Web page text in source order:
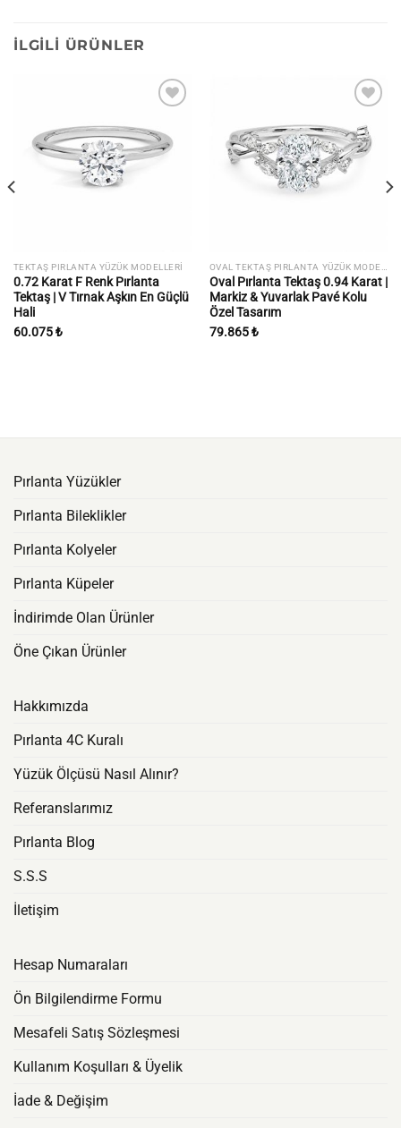
İLGILI ÜRÜNLER
İstek
listesine
TEKTAŞ PIRLANTA YÜZÜK MODELLERI
0.72 Karat F Renk Pırlanta
Tektaş | V Tırnak Aşkın En Güçlü
Hali
60.075₺
İstek
listesine
Oval Pırlanta Tektaş 0.94 Karat |
Markiz & Yuvarlak Pavé Kolu
Özel Tasarım
79.865₺
Pırlanta Yüzükler
Pırlanta Bileklikler
Pırlanta Kolyeler
Pırlanta Küpeler
İndirimde Olan Ürünler
Öne Çıkan Ürünler
Hakkımızda
Pırlanta 4C Kuralı
Yüzük Ölçüsü Nasıl Alınır?
Referanslarımız
Pırlanta Blog
S.S.S
İletişim
Hesap Numaraları
Ön Bilgilendirme Formu
Mesafeli Satış Sözleşmesi
Kullanım Koşulları & Üyelik
İade & Değişim